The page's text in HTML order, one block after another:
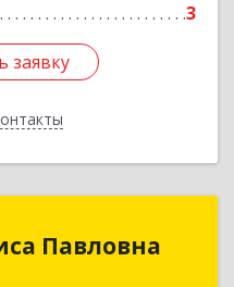
3
заявку
заявку
Павловна